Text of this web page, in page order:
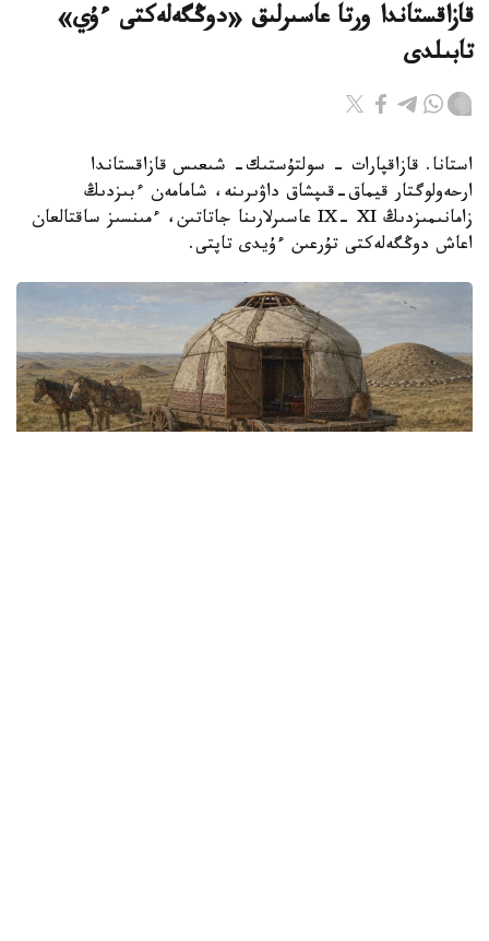
قازاقستاندا ورتا عاسىرلىق «دوڭگەلەكتى ءۇي»
تابىلدى
استانا. قازاقپارات - سولتۇستىك- شىعىس قازاقستاندا
ارحەولوگتار قيماق-قىپشاق داۋىرىنە، شامامەن ءبىزدىڭ
زامانىمىزدىڭ IX- XI عاسىرلارىنا جاتاتىن، ءمىنسىز ساقتالعان
اعاش دوڭگەلەكتى تۇرعىن ءۇيدى تاپتى.